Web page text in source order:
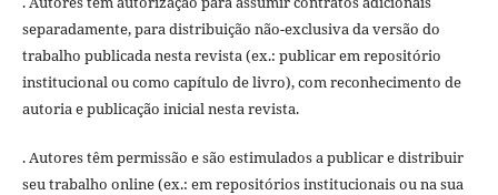
separadamente, para distribuição não-exclusiva da versão do
trabalho publicada nesta revista (ex.: publicar em repositório
institucional ou como capítulo de livro), com reconhecimento de
autoria e publicação inicial nesta revista.
. Autores têm permissão e são estimulados a publicar e distribuir
seu trabalho online (ex.: em repositórios institucionais ou na sua